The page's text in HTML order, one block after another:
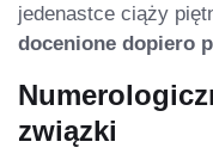
jedenastce ciąży
docenione dopiero
związki